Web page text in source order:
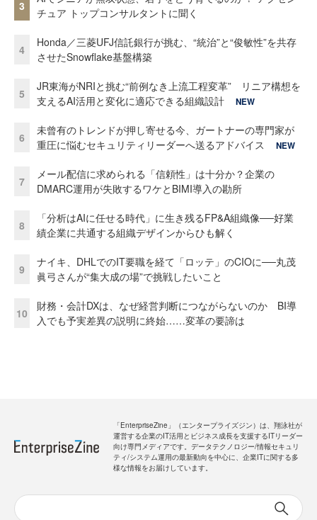
3
チュア トップコンサルタントに聞く
4
Honda／三菱UFJ信託銀行が挑む、“統治”と“俊敏性”を共存
させたSnowflake基盤構築
5
JR東海がNRIと挑む“前例なき上流工程変革” リニア構想を
支えるAI活用と変化に適応できる組織設計
NEW
6
未曾有のトレンドが押し寄せる今、ガートナーの専門家が
重圧に悩むセキュリティリーダーへ送るアドバイス
NEW
7
メール配信に求められる「信頼性」は十分か？企業の
DMARC運用が失敗するワケとBIMI導入の勘所
8
「分析はAIに任せる時代」に生き残るFP&A組織像──好業
績企業に共通する組織デザインからひも解く
9
ナイキ、DHLでのIT要職を経て「ロッテ」のCIOに──丸茂
眞弓さんが“集大成の場”で挑戦したいこと
10
財務・会計DXは、なぜ経営判断につながらないのか BI導
入でも予実差異の説明に終始……変革の要諦は
「EnterpriseZine」（エンタープライズジン）は、翔泳社が
運営する企業のIT活用とビジネス成長を支援するITリーダー
向け専門メディアです。データテクノロジー/情報セキュリ
ティ/システム運用の最新動向を中心に、企業ITに関する多
様な情報をお届けしています。